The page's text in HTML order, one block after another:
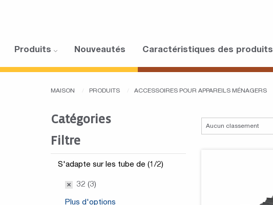
Produits Nouveautés Caractéristiques des produits
MAISON PRODUITS ACCESSOIRES POUR APPAREILS MÉNAGERS
Catégories
Filtre
S'adapte sur les tube de (1/2)
32 (3)
Plus d'options